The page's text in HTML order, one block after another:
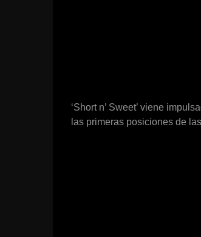
‘Short n’ Sweet’ viene
las primeras posiciones de